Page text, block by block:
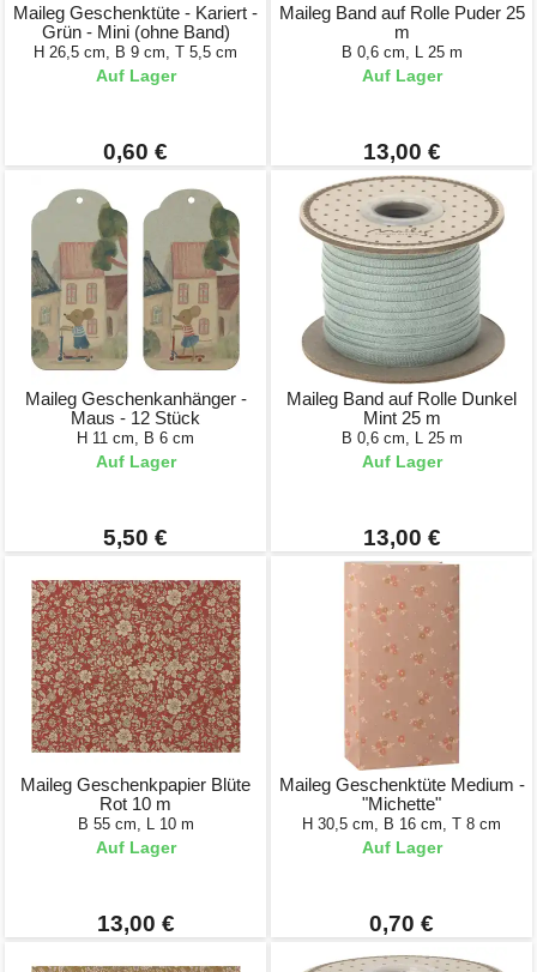
Maileg Geschenktüte - Kariert -
Grün - Mini (ohne Band)
H 26,5 cm, B 9 cm, T 5,5 cm
Auf Lager
0,60 €
Maileg Band auf Rolle Puder 25
m
B 0,6 cm, L 25 m
Auf Lager
13,00 €
Maileg Geschenkanhänger -
Maus - 12 Stück
H 11 cm, B 6 cm
Auf Lager
5,50 €
Maileg Band auf Rolle Dunkel
Mint 25 m
B 0,6 cm, L 25 m
Auf Lager
13,00 €
Maileg Geschenkpapier Blüte
Rot 10 m
B 55 cm, L 10 m
Auf Lager
13,00 €
Maileg Geschenktüte Medium -
"Michette"
H 30,5 cm, B 16 cm, T 8 cm
Auf Lager
0,70 €